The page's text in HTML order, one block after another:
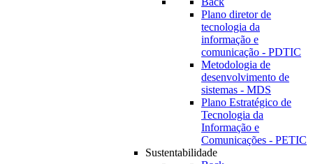
Plano diretor de
tecnologia da
informação e
comunicação - PDTIC
Metodologia de
desenvolvimento de
sistemas - MDS
Plano Estratégico de
Tecnologia da
Informação e
Comunicações - PETIC
Sustentabilidade